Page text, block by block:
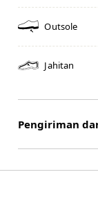
Outsole
Jahitan
Pengiriman